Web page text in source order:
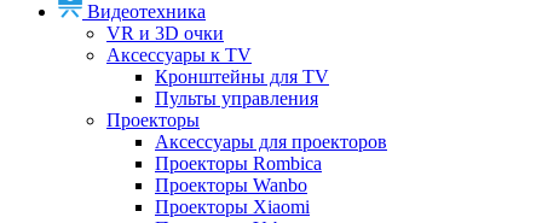
Видеотехника
VR и 3D очки
Аксессуары к TV
Кронштейны для TV
Пульты управления
Проекторы
Аксессуары для проекторов
Проекторы Rombica
Проекторы Wanbo
Проекторы Xiaomi